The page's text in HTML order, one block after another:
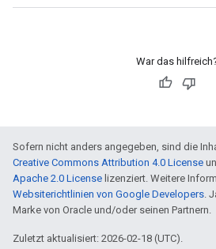
War das
Sofern nicht anders angegeben, sind die
Creative Commons Attribution 4.0 License
Apache 2.0 License lizenziert. Weitere
Websiterichtlinien von Google Developers.
Marke von Oracle und/oder seinen Partnern.
Zuletzt aktualisiert: 2026-02-18 (UTC).